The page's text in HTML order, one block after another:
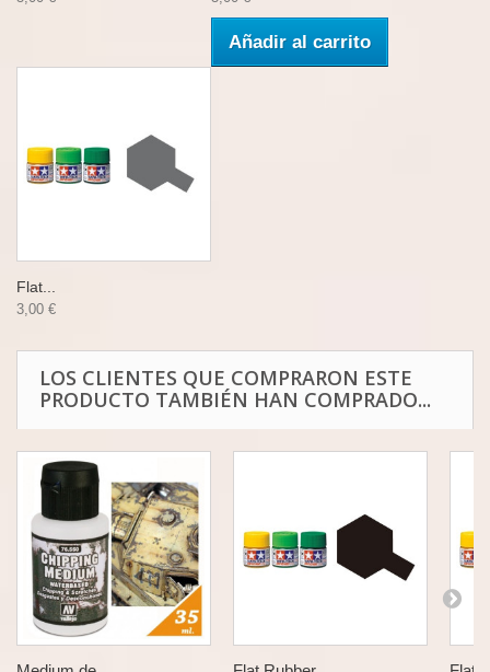
Añadir al carrito
Flat...
3,00 €
LOS CLIENTES QUE COMPRARON ESTE
PRODUCTO TAMBIÉN HAN COMPRADO...